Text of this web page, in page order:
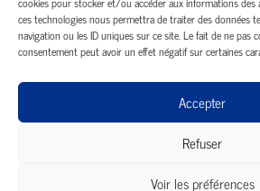
ces technologies nous permettra de traiter des données
navigation ou les ID uniques sur ce site. Le fait de ne pas
consentement peut avoir un effet négatif sur certaines
Accepter
Refuser
Voir les préférences
Association Suisse et Lichtenchteinoise de la
Groupement promotionnel suisse pour les